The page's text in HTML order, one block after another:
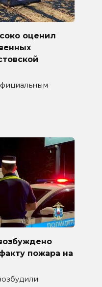
оценил
пожара на